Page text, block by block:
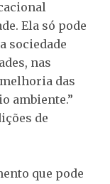
Ela só pode
sociedade
nas
das
ambiente.”
de
que pode